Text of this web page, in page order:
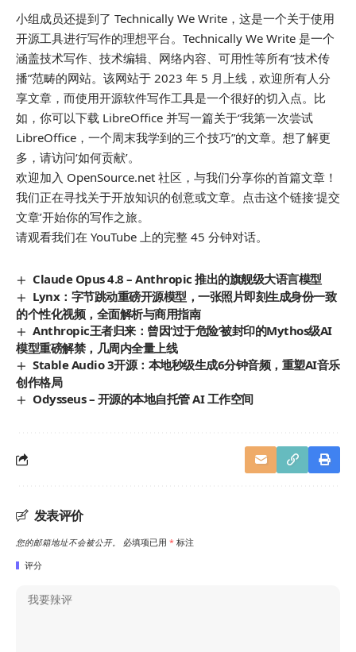
小组成员还提到了 Technically We Write，这是一个关于使用
开源工具进行写作的理想平台。Technically We Write 是一个
涵盖技术写作、技术编辑、网络内容、可用性等所有“技术传
播”范畴的网站。该网站于 2023 年 5 月上线，欢迎所有人分
享文章，而使用开源软件写作工具是一个很好的切入点。比
如，你可以下载 LibreOffice 并写一篇关于“我第一次尝试
LibreOffice，一个周末我学到的三个技巧”的文章。想了解更
多，请访问‘如何贡献’。
欢迎加入 OpenSource.net 社区，与我们分享你的首篇文章！
我们正在寻找关于开放知识的创意或文章。点击这个链接‘提交
文章’开始你的写作之旅。
请观看我们在 YouTube 上的完整 45 分钟对话。
Claude Opus 4.8 – Anthropic 推出的旗舰级大语言模型
Lynx：字节跳动重磅开源模型，一张照片即刻生成身份一致
的个性化视频，全面解析与商用指南
Anthropic王者归来：曾因‘过于危险’被封印的Mythos级AI
模型重磅解禁，几周内全量上线
Stable Audio 3开源：本地秒级生成6分钟音频，重塑AI音乐
创作格局
Odysseus – 开源的本地自托管 AI 工作空间
发表评价
您的邮箱地址不会被公开。 必填项已用 * 标注
评分